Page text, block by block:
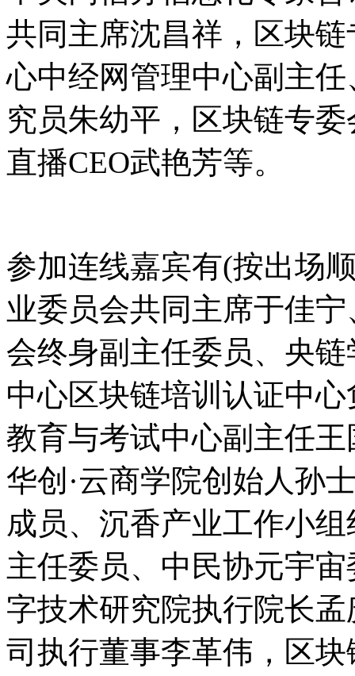
共同主席沈昌祥，区块
心中经网管理中心副主
究员朱幼平，区块链专
直播CEO武艳芳等。
参加连线嘉宾有(按出场
业委员会共同主席于佳
会终身副主任委员、央
中心区块链培训认证中
教育与考试中心副主任
华创·云商学院创始人孙
成员、沉香产业工作小
主任委员、中民协元宇
字技术研究院执行院长
司执行董事李革伟，区